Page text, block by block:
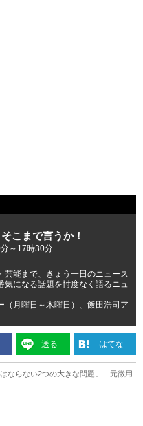
こまで言うか！
～17時30分
芸能まで、きょう一日のニュース
になる話題を忖度なく語るニュ
（月曜日～木曜日）、飯田浩司ア
送る はてな
ならない2つの大きな問題」 元徴用